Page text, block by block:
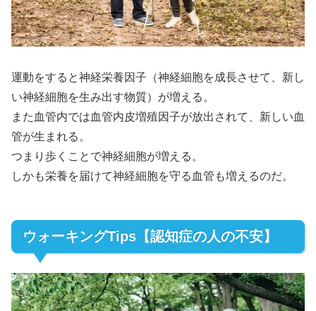
運動をすると神経栄養因子（神経細胞を成長させて、新し
い神経細胞を生み出す物質）が増える。
また血管内では血管内皮増殖因子が放出されて、新しい血
管が生まれる。
つまり歩くことで神経細胞が増える。
しかも栄養を届けて神経細胞を守る血管も増えるのだ。
ウォーキングTips【認知症の人の不安】